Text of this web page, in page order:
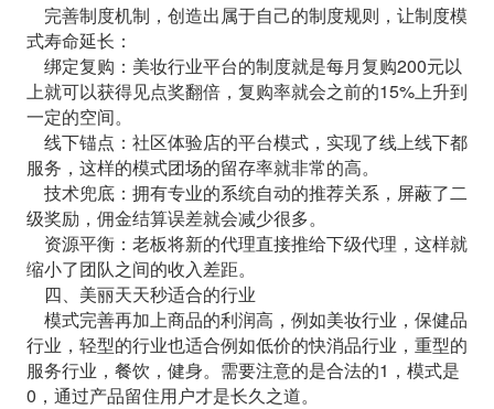
完善制度机制，创造出属于自己的制度规则，让制度模
式寿命延长：
绑定复购：美妆行业平台的制度就是每月复购200元以
上就可以获得见点奖翻倍，复购率就会之前的15%上升到
一定的空间。
线下锚点：社区体验店的平台模式，实现了线上线下都
服务，这样的模式团场的留存率就非常的高。
技术兜底：拥有专业的系统自动的推荐关系，屏蔽了二
级奖励，佣金结算误差就会减少很多。
资源平衡：老板将新的代理直接推给下级代理，这样就
缩小了团队之间的收入差距。
四、美丽天天秒适合的行业
模式完善再加上商品的利润高，例如美妆行业，保健品
行业，轻型的行业也适合例如低价的快消品行业，重型的
服务行业，餐饮，健身。需要注意的是合法的1，模式是
0，通过产品留住用户才是长久之道。